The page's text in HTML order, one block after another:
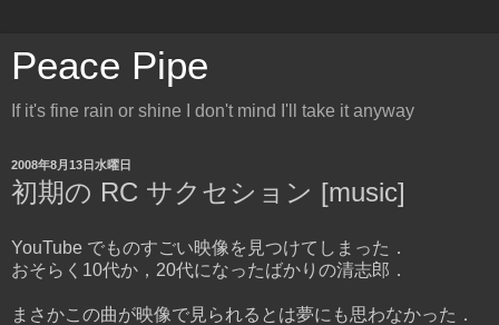
Peace Pipe
If it's fine rain or shine I don't mind I'll take it anyway
2008年8月13日水曜日
初期の RC サクセション [music]
YouTube でものすごい映像を見つけてしまった．
おそらく10代か，20代になったばかりの清志郎．
まさかこの曲が映像で見られるとは夢にも思わなかった．